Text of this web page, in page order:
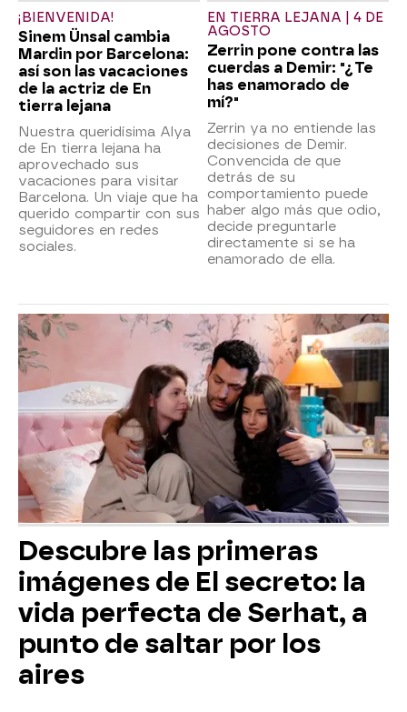
¡BIENVENIDA!
Sinem Ünsal cambia
Mardin por Barcelona:
así son las vacaciones
de la actriz de En
tierra lejana
Nuestra queridísima Alya
de En tierra lejana ha
aprovechado sus
vacaciones para visitar
Barcelona. Un viaje que ha
querido compartir con sus
seguidores en redes
sociales.
EN TIERRA LEJANA | 4 DE
AGOSTO
Zerrin pone contra las
cuerdas a Demir: "¿Te
has enamorado de
mí?"
Zerrin ya no entiende las
decisiones de Demir.
Convencida de que
detrás de su
comportamiento puede
haber algo más que odio,
decide preguntarle
directamente si se ha
enamorado de ella.
Descubre las primeras
imágenes de El secreto: la
vida perfecta de Serhat, a
punto de saltar por los
aires